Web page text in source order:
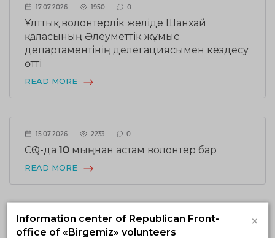
17.07.2026 1950 0
Ұлттық волонтерлік желіде Шанхай
қаласының Әлеуметтік жұмыс
департаментінің делегациясымен кездесу
өтті
READ MORE
15.07.2026 2233 0
СҚО-да 10 мыңнан астам волонтер бар
READ MORE
Follow us on social networks
Information center of Republican Front-
office of «Birgemiz» volunteers
×